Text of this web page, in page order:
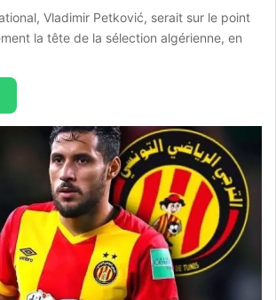
Vladimir Petković, serait sur le point
la tête de la sélection algérienne, en